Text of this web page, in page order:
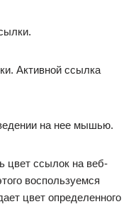
Активной ссылка
на нее мышью.
цвет ссылок на веб-
воспользуемся
цвет определенного